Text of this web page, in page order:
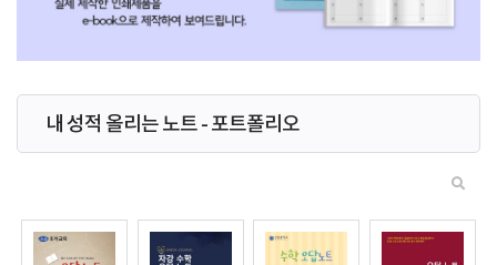
내 성적 올리는 노트 - 포트폴리오